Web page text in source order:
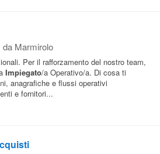
da Marmirolo
Per il rafforzamento del nostro team,
Impiegato/a Operativo/a. Di cosa ti
anagrafiche e flussi operativi
e fornitori...